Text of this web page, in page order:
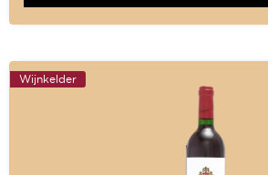
Wijnkelder